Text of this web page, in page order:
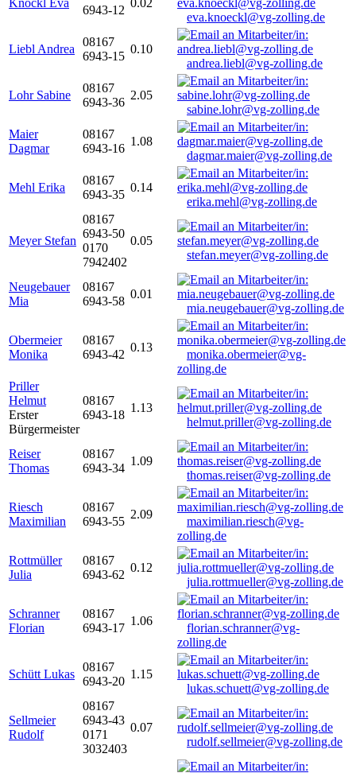
Knöckl Eva
6943-12
0.02
eva.knoeckl@vg-zolling.de
Liebl Andrea
08167
6943-15
0.10
andrea.liebl@vg-zolling.de
Lohr Sabine
08167
6943-36
2.05
sabine.lohr@vg-zolling.de
Maier
Dagmar
08167
6943-16
1.08
dagmar.maier@vg-zolling.de
Mehl Erika
08167
6943-35
0.14
erika.mehl@vg-zolling.de
Meyer Stefan
08167
6943-50
0170
7942402
0.05
stefan.meyer@vg-zolling.de
Neugebauer
Mia
08167
6943-58
0.01
mia.neugebauer@vg-zolling.de
Obermeier
Monika
08167
6943-42
0.13
monika.obermeier@vg-
zolling.de
Priller
Helmut
Erster
Bürgermeister
08167
6943-18
1.13
helmut.priller@vg-zolling.de
Reiser
Thomas
08167
6943-34
1.09
thomas.reiser@vg-zolling.de
Riesch
Maximilian
08167
6943-55
2.09
maximilian.riesch@vg-
zolling.de
Rottmüller
Julia
08167
6943-62
0.12
julia.rottmueller@vg-zolling.de
Schranner
Florian
08167
6943-17
1.06
florian.schranner@vg-
zolling.de
Schütt Lukas
08167
6943-20
1.15
lukas.schuett@vg-zolling.de
Sellmeier
Rudolf
08167
6943-43
0171
3032403
0.07
rudolf.sellmeier@vg-zolling.de